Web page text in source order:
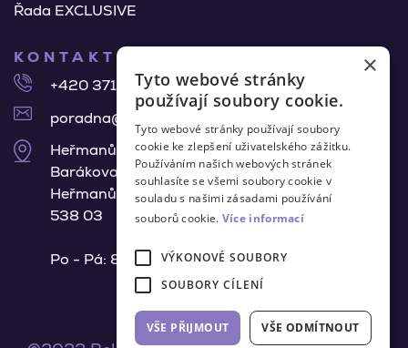
Řada EXCLUSIVE
KONTAKTNÍ ÚDAJE
+420 371 140 918
poradna@belair-pur.cz
Heřmanův Městec
Barákova 675,
Heřmanův Městec
538 03
Po - Pá: 8:00 - 15:30 h
×
Tyto webové stránky
používají soubory cookie.
Tyto webové stránky používají soubory
cookie ke zlepšení uživatelského zážitku.
Používáním našich webových stránek
souhlasíte se všemi soubory cookie v
souladu s našimi zásadami používání
souborů cookie. Více informací
VÝKONOVÉ SOUBORY
SOUBORY CÍLENÍ
VŠE PŘIJMOUT VŠE ODMÍTNOUT